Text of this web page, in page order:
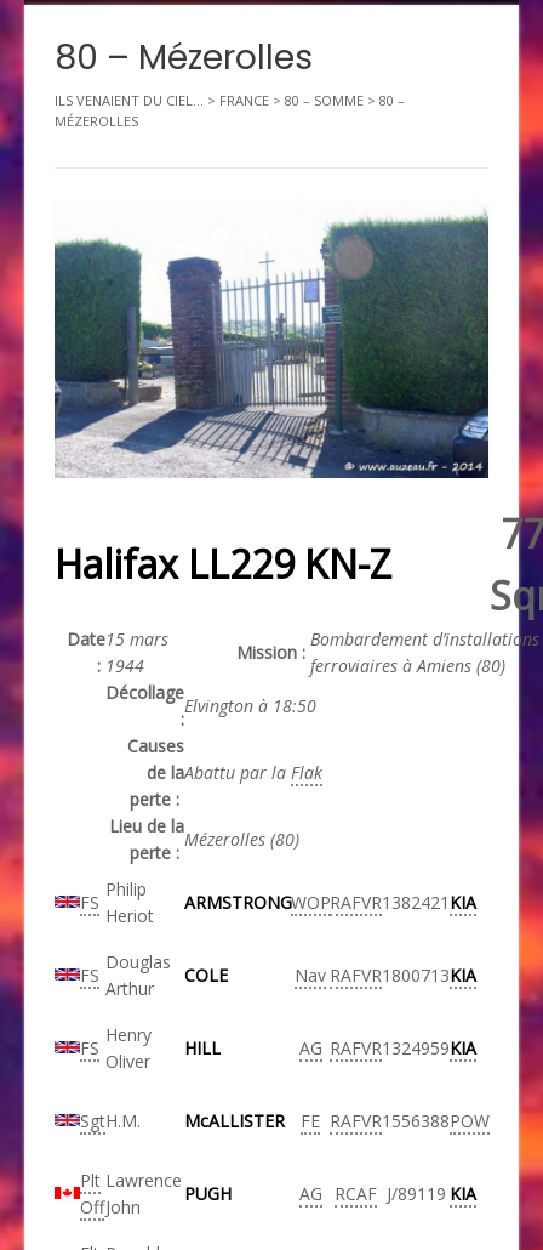
80 – Mézerolles
ILS VENAIENT DU CIEL... > FRANCE > 80 – SOMME > 80 –
MÉZEROLLES
Halifax LL229 KN-Z
Date
:
15 mars
1944
Mission :
Bombardement d’installations
ferroviaires à Amiens (80)
Décollage
:
Elvington à 18:50
Causes
de la
perte :
Abattu par la Flak
Lieu de la
perte :
Mézerolles (80)
FS
Philip
Heriot
ARMSTRONGWOPRAFVR1382421 KIA
FS
Douglas
Arthur
COLE Nav RAFVR1800713KIA
FS
Henry
Oliver
HILL AG RAFVR1324959KIA
SgtH.M. McALLISTER FE RAFVR1556388POW
Plt
Off
Lawrence
John
PUGH AG RCAF J/89119 KIA